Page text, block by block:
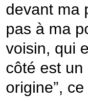
devant ma
pas à ma
voisin, qui
côté est un
origine”,